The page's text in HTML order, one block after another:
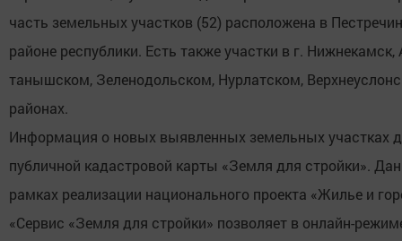
часть земельных участков (52) расположена в
районе республики. Есть также участки в г.
танышском, Зеленодольском, Нурлатском,
районах.
Информация о новых выявленных земельных участках
публичной кадастровой карты «Земля для стройки».
рамках реализации национального проекта «Жилье и
«Сервис «Земля для стройки» позволяет в онлайн-